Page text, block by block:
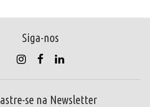
Siga-nos
se na Newsletter